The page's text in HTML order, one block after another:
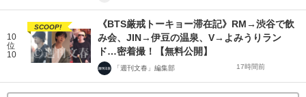
10
位
10
SCOOP!
《BTS厳戒トーキョー滞在記》RM→渋谷で飲
み会、JIN→伊豆の温泉、V→よみうりラン
ド…密着撮！【無料公開】
「週刊文春」編集部 17時間前